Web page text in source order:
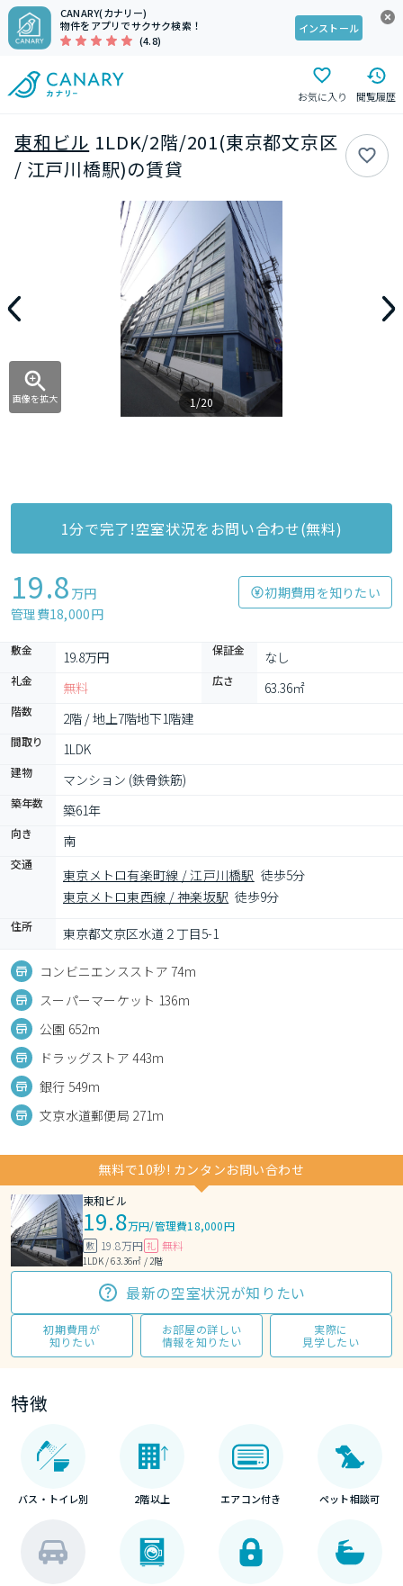
CANARY(カナリー)
物件をアプリでサクサク検索！
(4.8)
インストール
お気に入り 閲覧履歴
東和ビル 1LDK/2階/201(東京都文京区
/ 江戸川橋駅)の賃貸
画像を拡大 1/20
1分で完了!空室状況をお問い合わせ(無料)
19.8 万円
管理費18,000円
初期費用を知りたい
敷金 19.8万円 保証金 なし
礼金 無料 広さ 63.36㎡
階数 2階 / 地上7階地下1階建
間取り 1LDK
建物 マンション (鉄骨鉄筋)
築年数 築61年
向き 南
交通
東京メトロ有楽町線 / 江戸川橋駅 徒歩5分
東京メトロ東西線 / 神楽坂駅 徒歩9分
住所 東京都文京区水道２丁目5-1
コンビニエンスストア 74m
スーパーマーケット 136m
公園 652m
ドラッグストア 443m
銀行 549m
文京水道郵便局 271m
無料で10秒! カンタンお問い合わせ
東和ビル
19.8万円/管理費18,000円
敷 19.8万円 礼 無料
1LDK / 63.36㎡ / 2階
最新の空室状況が知りたい
初期費用が
知りたい
お部屋の詳しい
情報を知りたい
実際に
見学したい
特徴
バス・トイレ別 2階以上 エアコン付き ペット相談可